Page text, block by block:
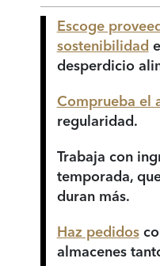
Escoge
sostenibilidad
desperdicio
Comprueba el
regularidad.
Trabaja con
temporada,
duran más.
Haz pedidos
almacenes